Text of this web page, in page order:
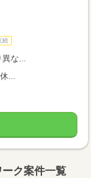
給
な...
...
ク案件一覧